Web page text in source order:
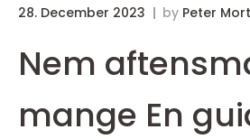
28. December 2023 by Peter
Nem
mange En